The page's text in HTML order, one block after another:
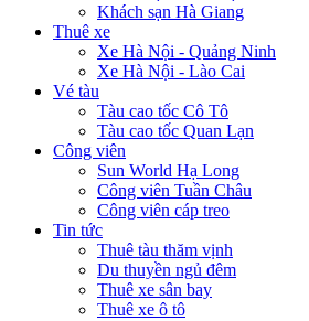
Khách sạn Hà Giang
Thuê xe
Xe Hà Nội - Quảng Ninh
Xe Hà Nội - Lào Cai
Vé tàu
Tàu cao tốc Cô Tô
Tàu cao tốc Quan Lạn
Công viên
Sun World Hạ Long
Công viên Tuần Châu
Công viên cáp treo
Tin tức
Thuê tàu thăm vịnh
Du thuyền ngủ đêm
Thuê xe sân bay
Thuê xe ô tô